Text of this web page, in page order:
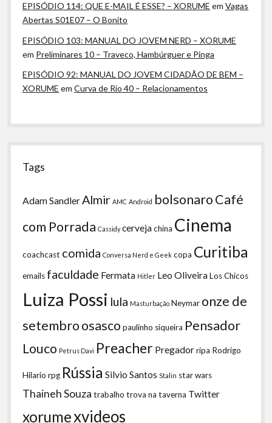
EPISÓDIO 114: QUE E-MAIL É ESSE? – XORUME emVagas
Abertas S01E07 – O Bonito
EPISÓDIO 103: MANUAL DO JOVEM NERD – XORUME
em Preliminares 10 – Traveco, Hambúrguer e Pinga
EPISÓDIO 92: MANUAL DO JOVEM CIDADÃO DE BEM –
XORUME emCurva de Rio 40 – Relacionamentos
Tags
Adam Sandler Almir AMC Android bolsonaroCafé
com Porrada Cassidy cervejachina Cinema
coachcast comida Conversa Nerd e Geek copa Curitiba
emails faculdade Fermata Hitler Leo OliveiraLos Chicos
Luiza Possi lula Masturbação Neymar onze de
setembroosasco paulinho siqueira Pensador
Louco Petrus Davi Preacher Pregadorripa Rodrigo
Hilario rpg Rússia Silvio Santos Stalin star wars
Thaineh Souza trabalho trova na taverna Twitter
xorumexvideos